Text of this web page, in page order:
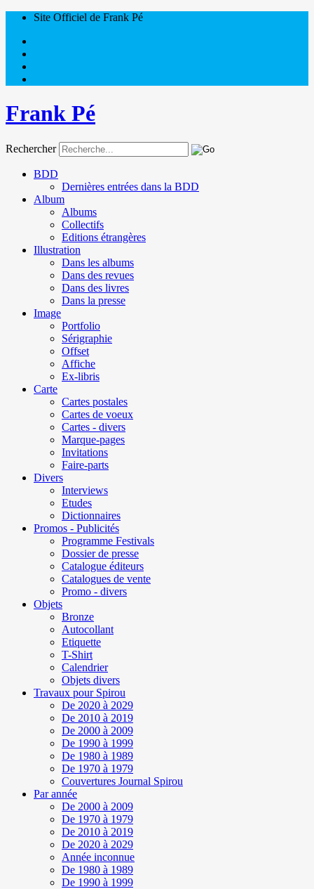
Site Officiel de Frank Pé
Frank Pé
Rechercher
BDD
Dernières entrées dans la BDD
Album
Albums
Collectifs
Editions étrangères
Illustration
Dans les albums
Dans des revues
Dans des livres
Dans la presse
Image
Portfolio
Sérigraphie
Offset
Affiche
Ex-libris
Carte
Cartes postales
Cartes de voeux
Cartes - divers
Marque-pages
Invitations
Faire-parts
Divers
Interviews
Etudes
Dictionnaires
Promos - Publicités
Programme Festivals
Dossier de presse
Catalogue éditeurs
Catalogues de vente
Promo - divers
Objets
Bronze
Autocollant
Etiquette
T-Shirt
Calendrier
Objets divers
Travaux pour Spirou
De 2020 à 2029
De 2010 à 2019
De 2000 à 2009
De 1990 à 1999
De 1980 à 1989
De 1970 à 1979
Couvertures Journal Spirou
Par année
De 2000 à 2009
De 1970 à 1979
De 2010 à 2019
De 2020 à 2029
Année inconnue
De 1980 à 1989
De 1990 à 1999